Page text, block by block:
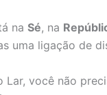
na Sé, na
uma ligação de
Lar, você não